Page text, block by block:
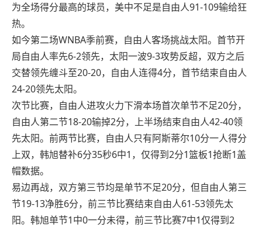
为全场得分最高的球员，美中不足是自由人91-109输给狂
热。
如今第二场WNBA季前赛，自由人客场挑战太阳。首节开
局自由人率先6-2领先，太阳一波9-3攻势反超，双方之后
交替领先缠斗至20-20，自由人连得4分，首节结束自由人
24-20领先太阳。
次节比赛，自由人进攻火力下滑本场首次单节不足20分，
自由人第二节18-20输掉2分，上半场结束自由人42-40领
先太阳。前两节比赛，自由人只有阿斯蒂尔10分一人得分
上双，韩旭替补6分35秒6中1，仅得到2分1篮板1抢断1盖
帽数据。
易边再战，双方第三节均是单节不足20分，但自由人第三
节19-13净胜6分，前三节比赛结束自由人61-53领先太
阳。韩旭单节1中0一分未得，前三节比赛7中1仅得到2